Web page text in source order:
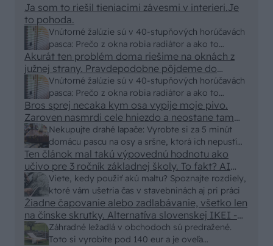
Vnútorné žalúzie sú v 40-stupňových horúčavách
pasca: Prečo z okna robia radiátor a ako to
vyriešiť za pár eur?
Ja som to riešil tieniacimi závesmi v interieri.Je
to pohoda.
Vnútorné žalúzie sú v 40-stupňových horúčavách
pasca: Prečo z okna robia radiátor a ako to
vyriešiť za pár eur?
Akurát ten problém doma riešime na oknách z
južnej strany. Pravdepodobne pôjdeme do
vonkajšieho tienenia na spôsob markízy
250x150cm. Čínsky predajcovia idú okolo 100
eur kus.
Nekupujte drahé lapače: Vyrobte si za 5 minút
domácu pascu na osy a sršne, ktorá ich nepustí
von
Bros sprej necaka kym osa vypije moje pivo.
Zaroven nasmrdi cele hniezdo a neostane tam
nic zive. Vasa pasca naucinke moc efektivne.
Skor pritiahne slimaky
Viete, kedy použiť akú maltu? Spoznajte rozdiely,
ktoré vám ušetria čas v stavebninách aj pri práci
Ten článok mal takú výpovednú hodnotu ako
učivo pre 3 ročník základnej školy. To fakt? AI
alebo nejaka kniha z VŠ? Dnešné rychlotvrdnuce
malty - pevnosť 40 Mpa a doba schnutia tak 15
minut , k tomu vodotesné s kryštálikou. A rozdiel
- schnutie a zretie. Nič?
Záhradné ležadlá v obchodoch sú predražené.
Toto si vyrobíte pod 140 eur a je oveľa
Žiadne čapovanie alebo zadlabávanie, všetko len
na čínske skrutky. Alternatíva slovenskej IKEI -
čo sa týka pevnosti. Autor si nedal veľa námahy s
remeselným spracovaním, škoda. No lepšie než